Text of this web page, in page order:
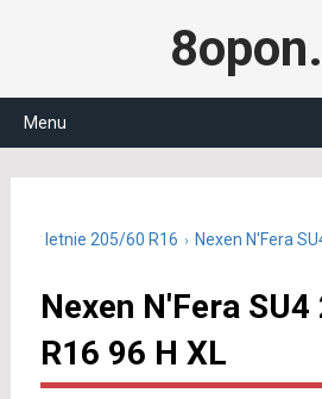
Menu
letnie 205/60 R16 Nexen N'Fera
Nexen N'Fera
R16 96 H XL